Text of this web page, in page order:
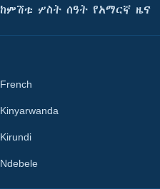
ከምሽቱ ሦስት ሰዓት የአማርኛ ዜና
French
Kinyarwanda
Kirundi
Ndebele